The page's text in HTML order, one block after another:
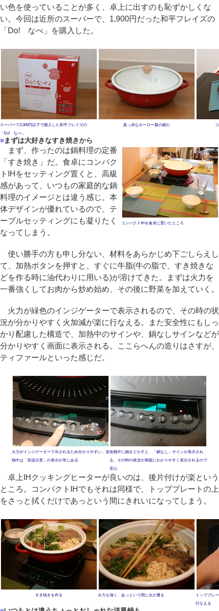
い色を使っていることが多く、卓上に出すのも恥ずかしくな
い。今回は近所のスーパーで、1,900円だった和平フレイズの
「Do! なべ」を購入した。
スーパーで2,000円以下で購入した和平フレイズの
「Do! なべ」
真っ赤なホーロー製の鍋だ
■まずは大好きなすき焼きから
コンパクトIHを食卓に置いたところ
まず、作ったのは鍋料理の定番
「すき焼き」だ。食卓にコンパク
トIHをセッティング置くと、高級
感があって、いつもの家庭的な鍋
料理のイメージとは違う感じ。本
体デザインが優れているので、テ
ーブルセッティングにも凝りたく
なってしまう。
使い勝手の方も申し分ない、材料をあらかじめ下ごしらえし
て、加熱ボタンを押すと、すぐに牛脂(牛の脂で、すき焼きな
どを作る時に油代わりに用いる)が溶けてきた。まずは火力を
一番強くしてお肉から炒め始め、その後に野菜を加えていく。
火力が緑色のインジゲーターで表示されるので、その時の状
況が分かりやすく火加減が楽に行なえる。また安全性にもしっ
かり配慮した構造で、加熱中のサインや、鍋なしサインなどが
分かりやすく画面に表示される。ここらへんの造りはさすが、
ティファールといった感じだ。
火力がインジゲーターで示されるため分かりやすい。加
熱中は「高温注意」の表示が常にある
加熱中に鍋をどかすと、「鍋なし」サインが表示され
る。その時の状況が画面にわかりやすく表示されるので
安心
卓上IHクッキングヒーターが良いのは、後片付けが楽という
ところ。コンパクトIHでもそれは同様で、トッププレートの上
をさっと拭くだけであっという間にきれいになってしまう。
すき焼きを作る 火力も強く、あっという間に火が通る
トッププレ
行なえる